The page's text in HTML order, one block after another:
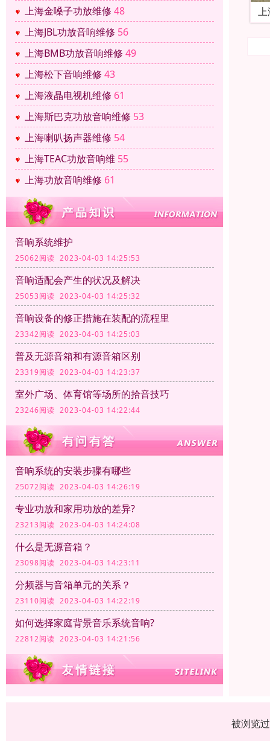
上海金嗓子功放维修 48
上海JBL功放音响维修 56
上海BMB功放音响维修 49
上海松下音响维修 43
上海液晶电视机维修 61
上海斯巴克功放音响维修 53
上海喇叭扬声器维修 54
上海TEAC功放音响维 55
上海功放音响维修 61
音响系统维护
25062阅读 2023-04-03 14:25:53
音响适配会产生的状况及解决
25053阅读 2023-04-03 14:25:32
音响设备的修正措施在装配的流程里
23342阅读 2023-04-03 14:25:03
普及无源音箱和有源音箱区别
23319阅读 2023-04-03 14:23:37
室外广场、体育馆等场所的拾音技巧
23246阅读 2023-04-03 14:22:44
音响系统的安装步骤有哪些
25072阅读 2023-04-03 14:26:19
专业功放和家用功放的差异?
23213阅读 2023-04-03 14:24:08
什么是无源音箱？
23098阅读 2023-04-03 14:23:11
分频器与音箱单元的关系？
23110阅读 2023-04-03 14:22:19
如何选择家庭背景音乐系统音响?
22812阅读 2023-04-03 14:21:56
上
被浏览